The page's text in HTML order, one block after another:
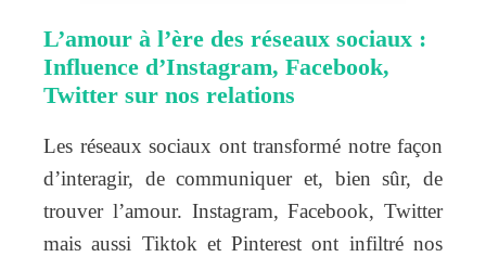
L’amour à l’ère des réseaux sociaux :
Influence d’Instagram, Facebook,
Twitter sur nos relations
Les réseaux sociaux ont transformé notre façon
d’interagir, de communiquer et, bien sûr, de
trouver l’amour. Instagram, Facebook, Twitter
mais aussi Tiktok et Pinterest ont infiltré nos